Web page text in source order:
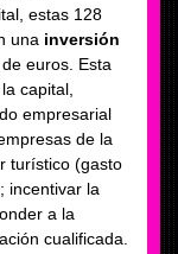
estas 128
una inversión
euros. Esta
capital,
empresarial
de la
turístico (gasto
incentivar la
a la
cualificada.